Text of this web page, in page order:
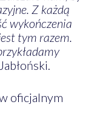
Z każdą
wykończenia
tym razem.
oficjalnym